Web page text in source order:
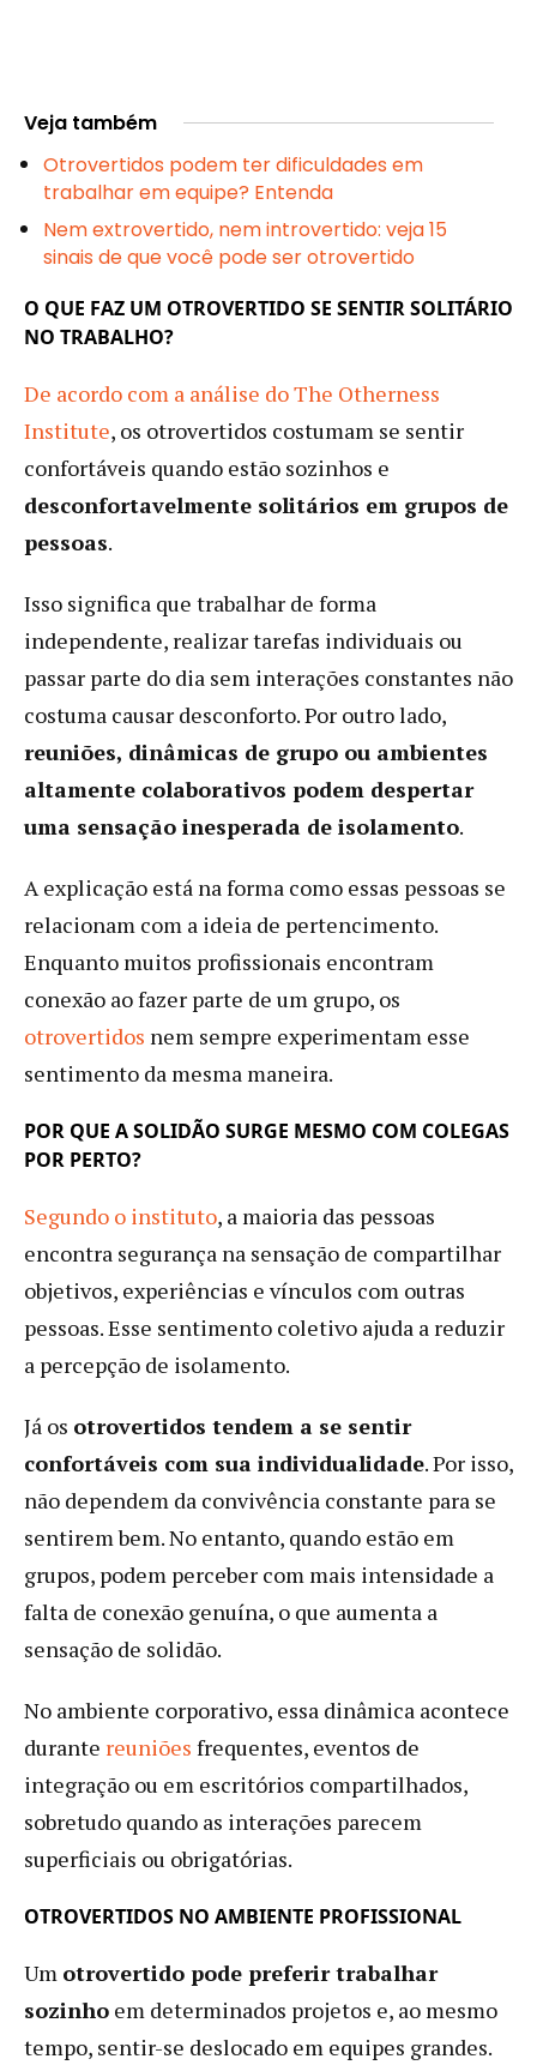
Veja também
Otrovertidos podem ter dificuldades em
trabalhar em equipe? Entenda
Nem extrovertido, nem introvertido: veja 15
sinais de que você pode ser otrovertido
O QUE FAZ UM OTROVERTIDO SE SENTIR SOLITÁRIO
NO TRABALHO?
De acordo com a análise do The Otherness
Institute, os otrovertidos costumam se sentir
confortáveis quando estão sozinhos e
desconfortavelmente solitários em grupos de
pessoas.
Isso significa que trabalhar de forma
independente, realizar tarefas individuais ou
passar parte do dia sem interações constantes não
costuma causar desconforto. Por outro lado,
reuniões, dinâmicas de grupo ou ambientes
altamente colaborativos podem despertar
uma sensação inesperada de isolamento.
A explicação está na forma como essas pessoas se
relacionam com a ideia de pertencimento.
Enquanto muitos profissionais encontram
conexão ao fazer parte de um grupo, os
otrovertidos nem sempre experimentam esse
sentimento da mesma maneira.
POR QUE A SOLIDÃO SURGE MESMO COM COLEGAS
POR PERTO?
Segundo o instituto, a maioria das pessoas
encontra segurança na sensação de compartilhar
objetivos, experiências e vínculos com outras
pessoas. Esse sentimento coletivo ajuda a reduzir
a percepção de isolamento.
Já os otrovertidos tendem a se sentir
confortáveis com sua individualidade. Por isso,
não dependem da convivência constante para se
sentirem bem. No entanto, quando estão em
grupos, podem perceber com mais intensidade a
falta de conexão genuína, o que aumenta a
sensação de solidão.
No ambiente corporativo, essa dinâmica acontece
durante reuniões frequentes, eventos de
integração ou em escritórios compartilhados,
sobretudo quando as interações parecem
superficiais ou obrigatórias.
OTROVERTIDOS NO AMBIENTE PROFISSIONAL
Um otrovertido pode preferir trabalhar
sozinho em determinados projetos e, ao mesmo
tempo, sentir-se deslocado em equipes grandes.